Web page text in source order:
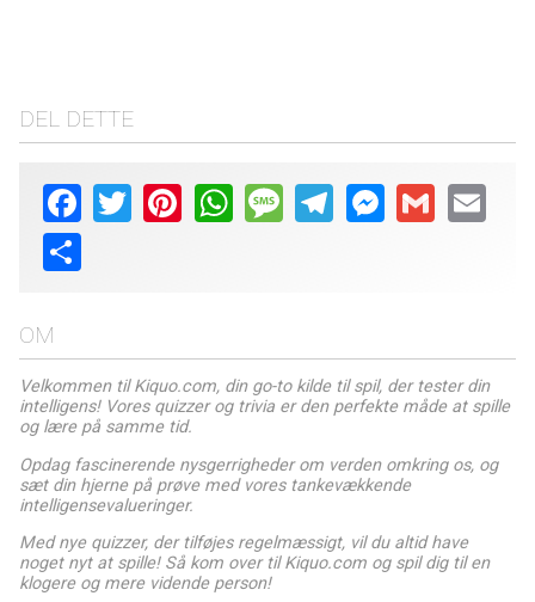
DEL DETTE
Facebook
Twitter PinterestWhatsAppMessageTelegramMessenger
Gmail Email
Share
OM
Velkommen til Kiquo.com, din go-to kilde til spil, der tester din
intelligens! Vores quizzer og trivia er den perfekte måde at spille
og lære på samme tid.
Opdag fascinerende nysgerrigheder om verden omkring os, og
sæt din hjerne på prøve med vores tankevækkende
intelligensevalueringer.
Med nye quizzer, der tilføjes regelmæssigt, vil du altid have
noget nyt at spille! Så kom over til Kiquo.com og spil dig til en
klogere og mere vidende person!